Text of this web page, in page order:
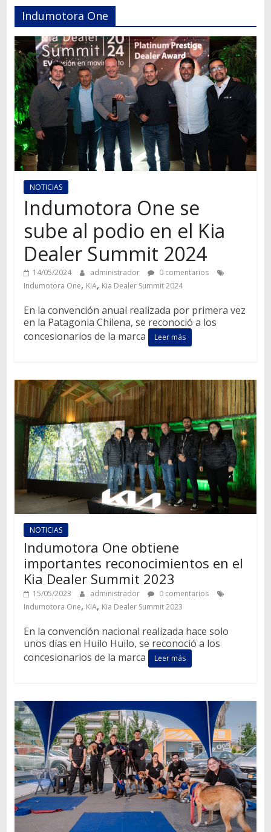
Autos,
camiones,
motos,
información
del
mundo
del
transporte
Indumotora One
NOTICIAS
Indumotora One se
sube al podio en el Kia
Dealer Summit 2024
14/05/2024 administrador
0 comentarios
Indumotora One, KIA, Kia Dealer Summit 2024
En la convención anual realizada por primera vez
en la Patagonia Chilena, se reconoció a los
concesionarios de la marca
Leer más
NOTICIAS
Indumotora One obtiene
importantes reconocimientos en el
Kia Dealer Summit 2023
15/05/2023 administrador
0 comentarios
Indumotora One, KIA, Kia Dealer Summit 2023
En la convención nacional realizada hace solo
unos días en Huilo Huilo, se reconoció a los
concesionarios de la marca
Leer más